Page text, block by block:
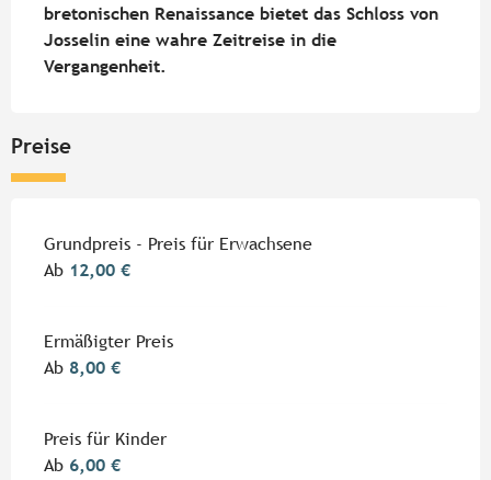
bretonischen Renaissance bietet das Schloss von
Josselin eine wahre Zeitreise in die
Vergangenheit.
Preise
Grundpreis - Preis für Erwachsene
Ab 12,00 €
Ermäßigter Preis
Ab 8,00 €
Preis für Kinder
Ab 6,00 €